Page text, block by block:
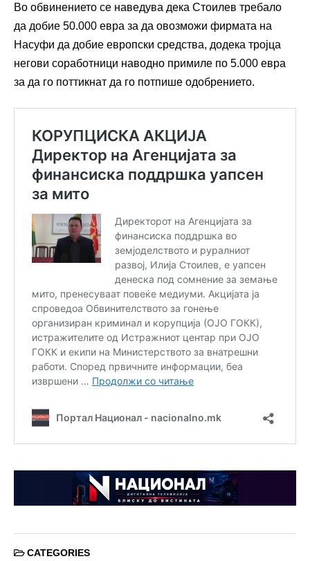
Во обвинението се наведува дека Стоилев требало
да добие 50.000 евра за да овозможи фирмата на
Насуфи да добие европски средства, додека тројца
негови соработници наводно примиле по 5.000 евра
за да го поттикнат да го потпише одобрението.
CATEGORIES